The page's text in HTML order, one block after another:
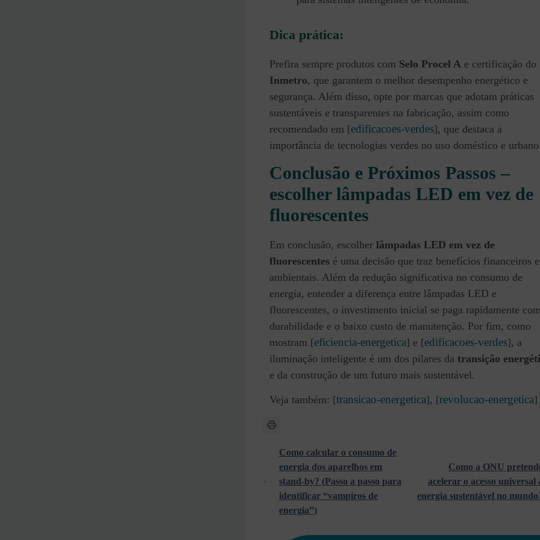
Dica prática:
Prefira sempre produtos com Selo Procel A e certificação do
Inmetro, que garantem o melhor desempenho energético e
segurança. Além disso, opte por marcas que adotam práticas
sustentáveis e transparentes na fabricação, assim como
recomendado em [edificacoes-verdes], que destaca a
importância de tecnologias verdes no uso doméstico e
Conclusão e Próximos Passos –
escolher lâmpadas LED em vez de
fluorescentes
Em conclusão, escolher lâmpadas LED em vez de
fluorescentes é uma decisão que traz benefícios financeiros e
ambientais. Além da redução significativa no consumo de
energia, entender a diferença entre lâmpadas LED e
fluorescentes, o investimento inicial se paga rapidamente
durabilidade e o baixo custo de manutenção. Por fim, como
mostram [eficiencia-energetica] e [edificacoes-verdes], a
iluminação inteligente é um dos pilares da transição
e da construção de um futuro mais sustentável.
Veja também: [transicao-energetica], [revolucao-energetica]
Como calcular o consumo de
energia dos aparelhos em
stand-by? (Passo a passo para
identificar “vampiros de
energia”)
Como a ONU
acelerar o acesso universal
energia sustentável no